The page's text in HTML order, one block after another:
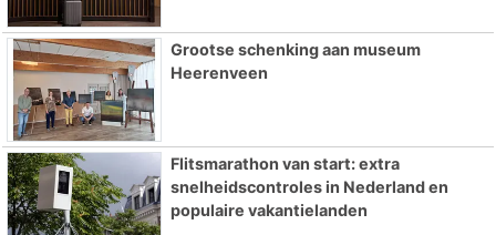
Grootse schenking aan museum
Heerenveen
Flitsmarathon van start: extra
snelheidscontroles in Nederland en
populaire vakantielanden